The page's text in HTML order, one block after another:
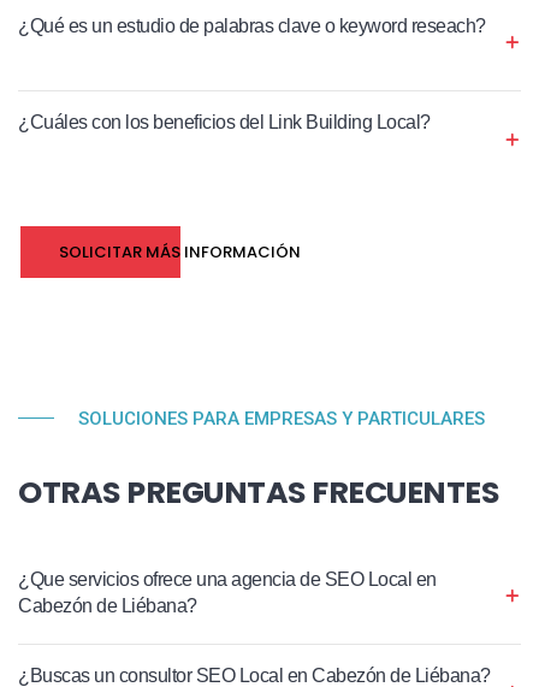
¿Qué es un estudio de palabras clave o keyword reseach?
¿Cuáles con los beneficios del Link Building Local?
SOLICITAR MÁS INFORMACIÓN
SOLUCIONES PARA EMPRESAS Y PARTICULARES
OTRAS PREGUNTAS FRECUENTES
¿Que servicios ofrece una agencia de SEO Local en
Cabezón de Liébana?
¿Buscas un consultor SEO Local en Cabezón de Liébana?